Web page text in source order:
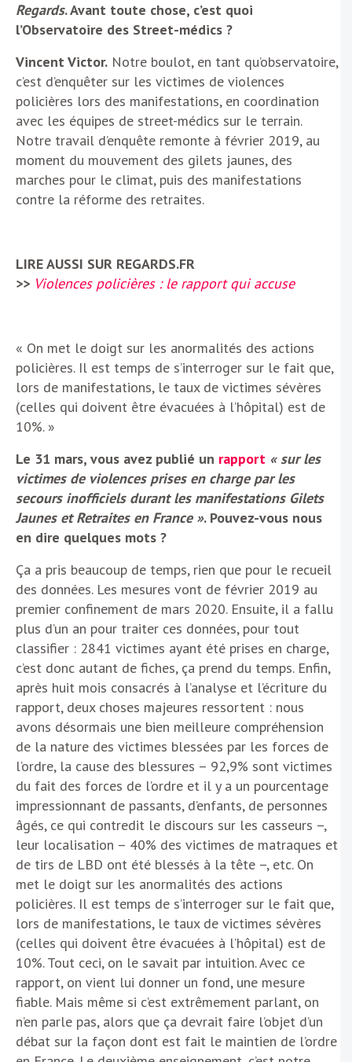
Regards. Avant toute chose, c’est quoi
l’Observatoire des Street-médics ?
Vincent Victor. Notre boulot, en tant qu’observatoire,
c’est d’enquêter sur les victimes de violences
policières lors des manifestations, en coordination
avec les équipes de street-médics sur le terrain.
Notre travail d’enquête remonte à février 2019, au
moment du mouvement des gilets jaunes, des
marches pour le climat, puis des manifestations
contre la réforme des retraites.
LIRE AUSSI SUR REGARDS.FR
>> Violences policières : le rapport qui accuse
« On met le doigt sur les anormalités des actions
policières. Il est temps de s’interroger sur le fait que,
lors de manifestations, le taux de victimes sévères
(celles qui doivent être évacuées à l’hôpital) est de
10%. »
Le 31 mars, vous avez publié un rapport « sur les
victimes de violences prises en charge par les
secours inofficiels durant les manifestations Gilets
Jaunes et Retraites en France ». Pouvez-vous nous
en dire quelques mots ?
Ça a pris beaucoup de temps, rien que pour le recueil
des données. Les mesures vont de février 2019 au
premier confinement de mars 2020. Ensuite, il a fallu
plus d’un an pour traiter ces données, pour tout
classifier : 2841 victimes ayant été prises en charge,
c’est donc autant de fiches, ça prend du temps. Enfin,
après huit mois consacrés à l’analyse et l’écriture du
rapport, deux choses majeures ressortent : nous
avons désormais une bien meilleure compréhension
de la nature des victimes blessées par les forces de
l’ordre, la cause des blessures – 92,9% sont victimes
du fait des forces de l’ordre et il y a un pourcentage
impressionnant de passants, d’enfants, de personnes
âgés, ce qui contredit le discours sur les casseurs –,
leur localisation – 40% des victimes de matraques et
de tirs de LBD ont été blessés à la tête –, etc. On
met le doigt sur les anormalités des actions
policières. Il est temps de s’interroger sur le fait que,
lors de manifestations, le taux de victimes sévères
(celles qui doivent être évacuées à l’hôpital) est de
10%. Tout ceci, on le savait par intuition. Avec ce
rapport, on vient lui donner un fond, une mesure
fiable. Mais même si c’est extrêmement parlant, on
n’en parle pas, alors que ça devrait faire l’objet d’un
débat sur la façon dont est fait le maintien de l’ordre